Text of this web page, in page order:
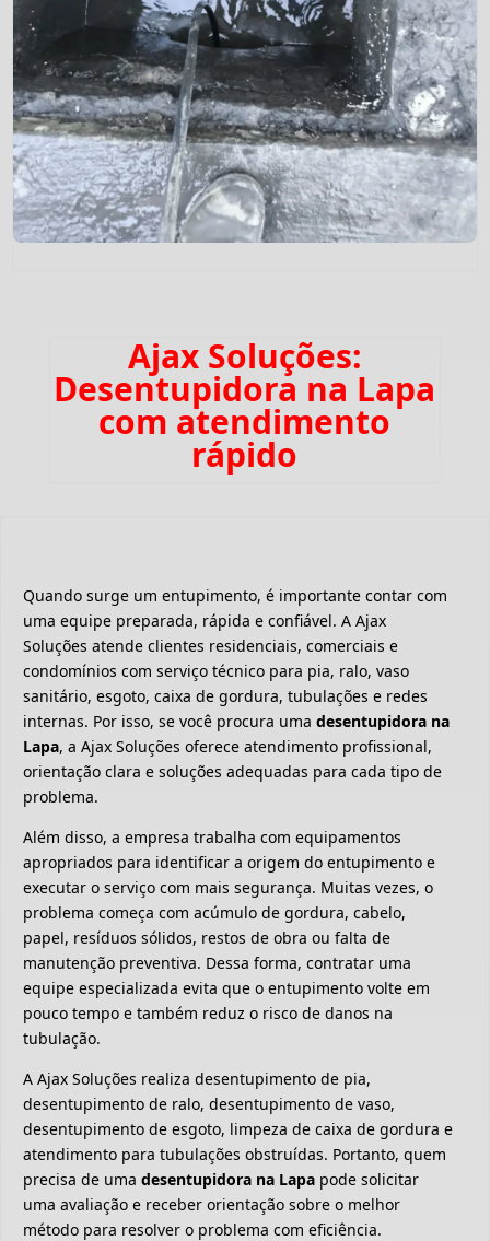
Ajax Soluções:
Desentupidora na Lapa
com atendimento
rápido
Quando surge um entupimento, é importante contar com
uma equipe preparada, rápida e confiável. A Ajax
Soluções atende clientes residenciais, comerciais e
condomínios com serviço técnico para pia, ralo, vaso
sanitário, esgoto, caixa de gordura, tubulações e redes
internas. Por isso, se você procura uma desentupidora na
Lapa, a Ajax Soluções oferece atendimento profissional,
orientação clara e soluções adequadas para cada tipo de
problema.
Além disso, a empresa trabalha com equipamentos
apropriados para identificar a origem do entupimento e
executar o serviço com mais segurança. Muitas vezes, o
problema começa com acúmulo de gordura, cabelo,
papel, resíduos sólidos, restos de obra ou falta de
manutenção preventiva. Dessa forma, contratar uma
equipe especializada evita que o entupimento volte em
pouco tempo e também reduz o risco de danos na
tubulação.
A Ajax Soluções realiza desentupimento de pia,
desentupimento de ralo, desentupimento de vaso,
desentupimento de esgoto, limpeza de caixa de gordura e
atendimento para tubulações obstruídas. Portanto, quem
precisa de uma desentupidora na Lapa pode solicitar
uma avaliação e receber orientação sobre o melhor
método para resolver o problema com eficiência.